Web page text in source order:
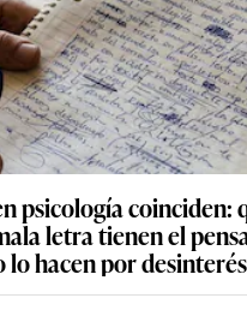
psicología coinciden:
letra tienen el
lo hacen por desinterés